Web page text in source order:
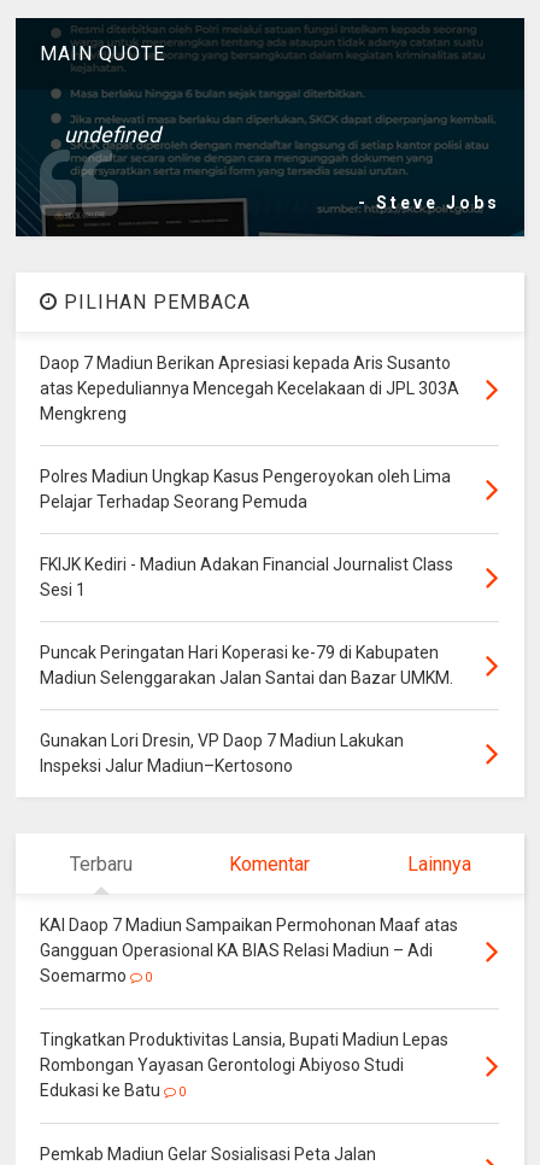
MAIN QUOTE
undefined
- Steve Jobs
PILIHAN PEMBACA
Daop 7 Madiun Berikan Apresiasi kepada Aris Susanto
atas Kepeduliannya Mencegah Kecelakaan di JPL 303A
Mengkreng
Polres Madiun Ungkap Kasus Pengeroyokan oleh Lima
Pelajar Terhadap Seorang Pemuda
FKIJK Kediri - Madiun Adakan Financial Journalist Class
Sesi 1
Puncak Peringatan Hari Koperasi ke-79 di Kabupaten
Madiun Selenggarakan Jalan Santai dan Bazar UMKM.
Gunakan Lori Dresin, VP Daop 7 Madiun Lakukan
Inspeksi Jalur Madiun–Kertosono
Terbaru Komentar Lainnya
KAI Daop 7 Madiun Sampaikan Permohonan Maaf atas
Gangguan Operasional KA BIAS Relasi Madiun – Adi
Soemarmo
0
Tingkatkan Produktivitas Lansia, Bupati Madiun Lepas
Rombongan Yayasan Gerontologi Abiyoso Studi
Edukasi ke Batu
0
Pemkab Madiun Gelar Sosialisasi Peta Jalan